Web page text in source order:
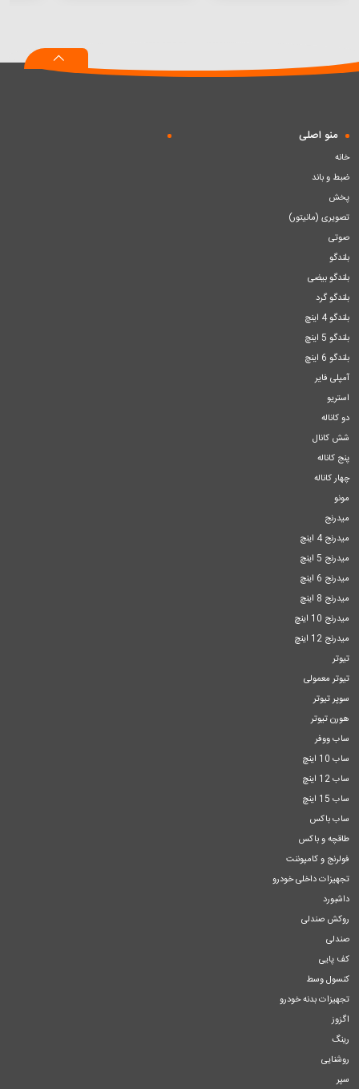
سبد
منو اصلی
خانه
ضبط و باند
پخش
تصویری (مانیتور)
صوتی
بلندگو
بلندگو بیضی
بلندگو گرد
بلندگو 4 اینچ
بلندگو 5 اینچ
بلندگو 6 اینچ
آمپلی فایر
استریو
دو کاناله
شش کانال
پنج کاناله
چهار کاناله
مونو
میدرنج
میدرنج 4 اینچ
میدرنج 5 اینچ
میدرنج 6 اینچ
میدرنج 8 اینچ
میدرنج 10 اینچ
میدرنج 12 اینچ
تیوتر
تیوتر معمولی
سوپر تیوتر
هورن تیوتر
ساب ووفر
ساب 10 اینچ
ساب 12 اینچ
ساب 15 اینچ
ساب باکس
طاقچه و باکس
فولرنج و کامپوننت
تجهیزات داخلی خودرو
داشبورد
روکش صندلی
صندلی
کف پایی
کنسول وسط
تجهیزات بدنه خودرو
اگزوز
رینگ
روشنایی
سپر